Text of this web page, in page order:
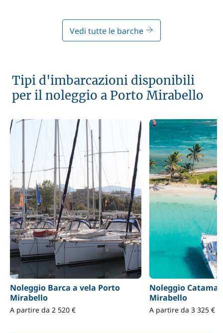
Vedi tutte le barche
Tipi d'imbarcazioni disponibili
per il noleggio a Porto Mirabello
Noleggio Barca a vela Porto
Mirabello
A partire da 2 520 €
Noleggio
Mirabello
A partire da 3 325 €